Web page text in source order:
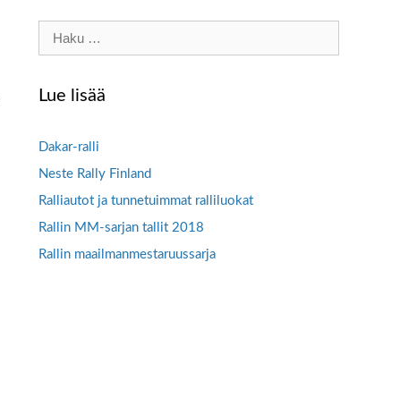
Haku:
Lue lisää
Dakar-ralli
Neste Rally Finland
Ralliautot ja tunnetuimmat ralliluokat
Rallin MM-sarjan tallit 2018
Rallin maailmanmestaruussarja